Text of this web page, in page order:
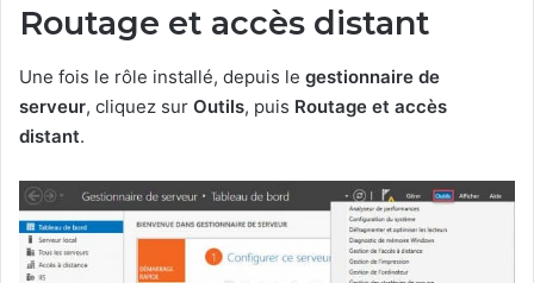
Routage et accès distant
Une fois le rôle installé, depuis le gestionnaire de
serveur, cliquez sur Outils, puis Routage et accès
distant.